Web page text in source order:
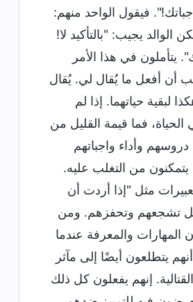
فيقول الواحد منهم:
يجيب: "بالتأكيد لا!
يتأملون في هذا الأمر
أن أفعل ما يُقال لي. يُقال
حياتهما. إذا لم
فما قيمة القليل من
وأداء واجباتهم
من التغلب عليه.
مثل "إذا أردت أن
تظل تشجعهم وتحفزهم. ومن
المهارات والمعرفة عندما
يتطلعون أيضًا إلى مآثر
إنهم يفعلون كل ذلك